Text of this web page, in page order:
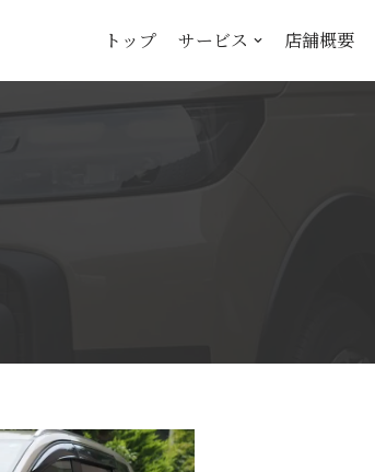
トップ サービス 店舗概要